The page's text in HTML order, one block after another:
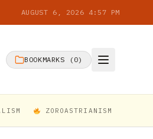
AUGUST 6, 2026 4:57 PM
BOOKMARKS ( 0)
ZOROASTRIANISM